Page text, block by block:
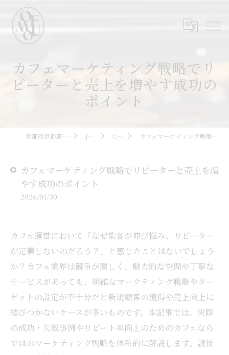
カフェマーケティング戦略でリ
ピーターと売上を増やす成功の
ポイント
京都府京都駅周辺のカフェならOMOFU JOURNAL COLUMN カフェマーケティング戦略でリピーターと売上を増やす成功のポイント
カフェマーケティング戦略でリピーターと売上を増
やす成功のポイント
2026/01/30
カフェ運営において「なぜ集客が伸び悩み、リピーター
が定着しないのだろう？」と感じたことはないでしょう
か？カフェ業界は競争が激しく、魅力的な空間や丁寧な
サービスがあっても、明確なマーケティング戦略やター
ゲットの設定が不十分だと新規顧客の獲得や売上向上に
結びつかないケースが多いものです。本記事では、実際
の成功・失敗事例やリピート率向上のためのカフェなら
ではのマーケティング戦略を体系的に解説します。読後